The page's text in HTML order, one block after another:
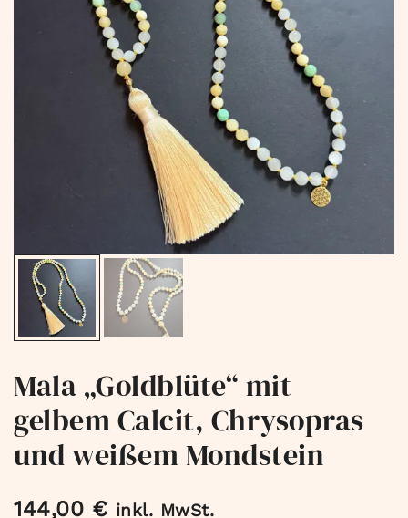
Mala „Goldblüte“ mit
gelbem Calcit, Chrysopras
und weißem Mondstein
144,00 € inkl. MwSt.